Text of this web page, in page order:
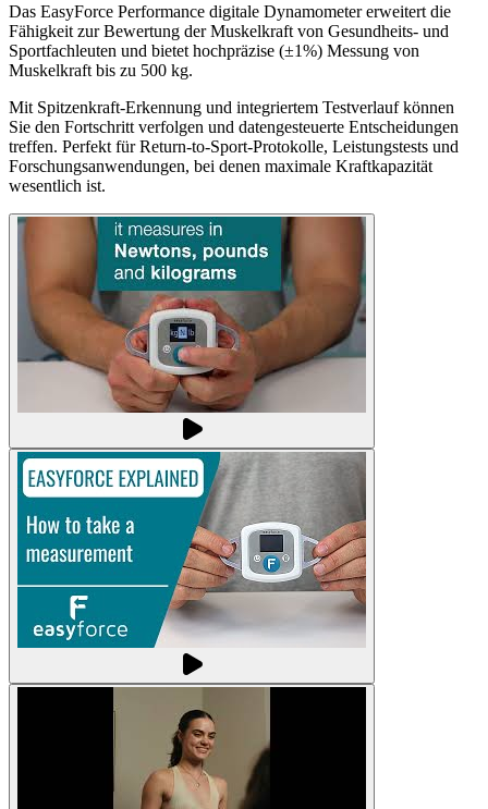
Das EasyForce Performance digitale Dynamometer erweitert die
Fähigkeit zur Bewertung der Muskelkraft von Gesundheits- und
Sportfachleuten und bietet hochpräzise (±1%) Messung von
Muskelkraft bis zu 500 kg.
Mit Spitzenkraft-Erkennung und integriertem Testverlauf können
Sie den Fortschritt verfolgen und datengesteuerte Entscheidungen
treffen. Perfekt für Return-to-Sport-Protokolle, Leistungstests und
Forschungsanwendungen, bei denen maximale Kraftkapazität
wesentlich ist.